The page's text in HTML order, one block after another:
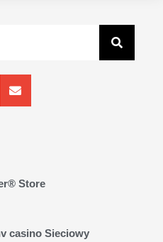
Store
casino Sieciowy